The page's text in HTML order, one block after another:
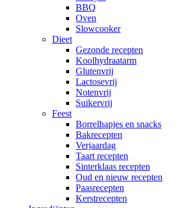
BBQ
Oven
Slowcooker
Dieet
Gezonde recepten
Koolhydraatarm
Glutenvrij
Lactosevrij
Notenvrij
Suikervrij
Feest
Borrelhapjes en snacks
Bakrecepten
Verjaardag
Taart recepten
Sinterklaas recepten
Oud en nieuw recepten
Paasrecepten
Kerstrecepten